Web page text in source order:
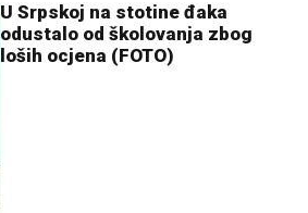
U Srpskoj na stotine đaka
odustalo od školovanja zbog
loših ocjena (FOTO)